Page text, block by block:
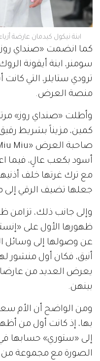
ابنة نيكول كيدمان عارضة
كما انضمت «صنداي
سومنر، ابنة أيقونة
ترودي ستايلر، التي
منصة العرض.
وأطلت «صنداي روز»
كمين، مزيناً بشريط رقيق
أسود بكعب عالٍ، فيما
مع ترك غرتها خلف
جعلها تضيف الرقي
وإلى جانب ذلك، تزامن
ظهورها الأول على
عن وصولها إلى وسائل
يعرض العديد من
بينهن.
ومن الواضح أن الأم
بها، إذ كانت أول من
إلى «ستوري» حسابها في
الصورة مع مجموعة من